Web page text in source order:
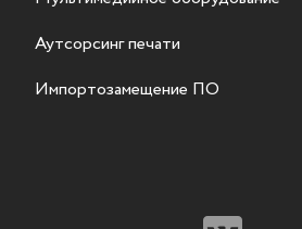
Аутсорсинг печати
Импортозамещение ПО